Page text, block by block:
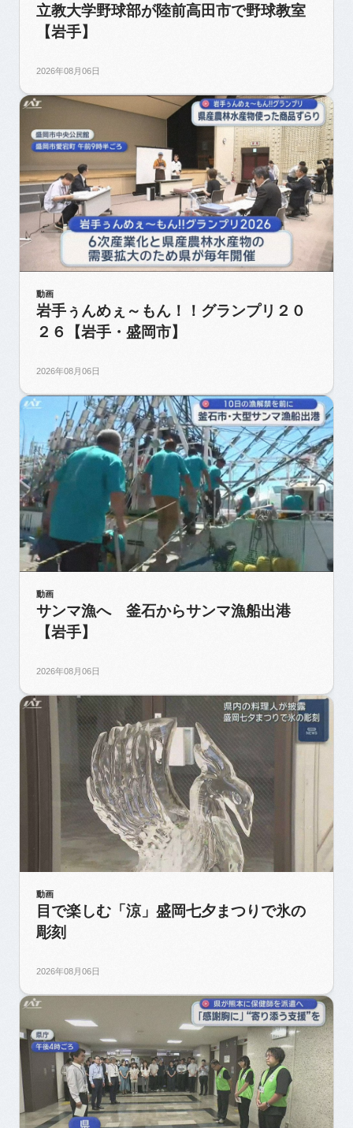
立教大学野球部が陸前高田市で野球教室
【岩手】
2026年08月06日
動画
岩手ぅんめぇ～もん！！グランプリ２０
２６【岩手・盛岡市】
2026年08月06日
動画
サンマ漁へ 釜石からサンマ漁船出港
【岩手】
2026年08月06日
動画
目で楽しむ「涼」盛岡七夕まつりで氷の
彫刻
2026年08月06日